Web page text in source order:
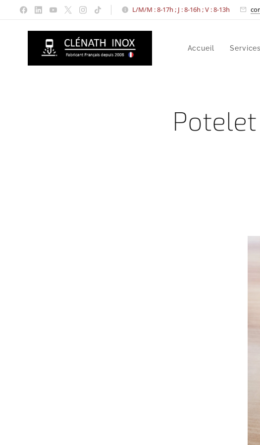
L/M/M : 8-17h ; J : 8-16h ; V : 8-13h
Accueil Services